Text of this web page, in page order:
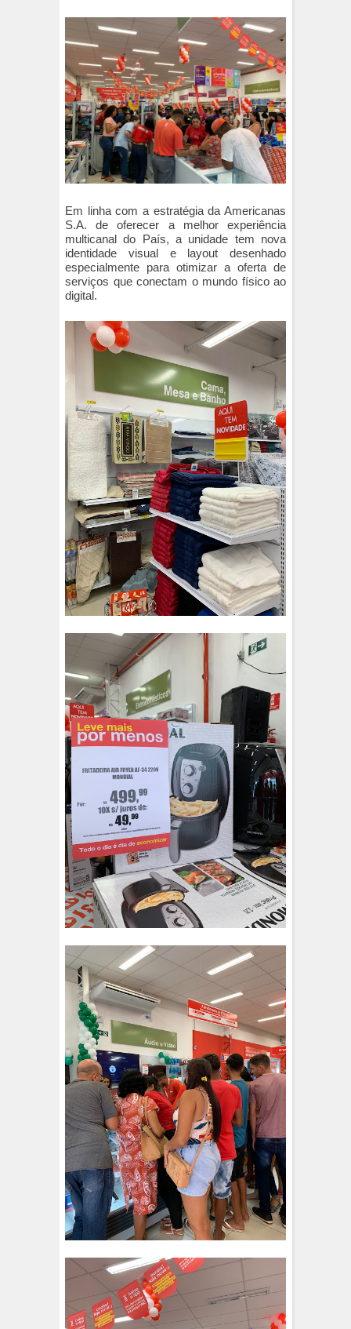
Em linha com a estratégia da Americanas
S.A. de oferecer a melhor experiência
multicanal do País, a unidade tem nova
identidade visual e layout desenhado
especialmente para otimizar a oferta de
serviços que conectam o mundo físico ao
digital.